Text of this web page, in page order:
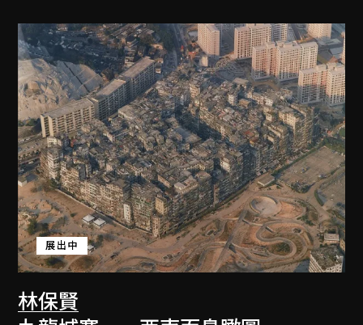
林保賢
展出中